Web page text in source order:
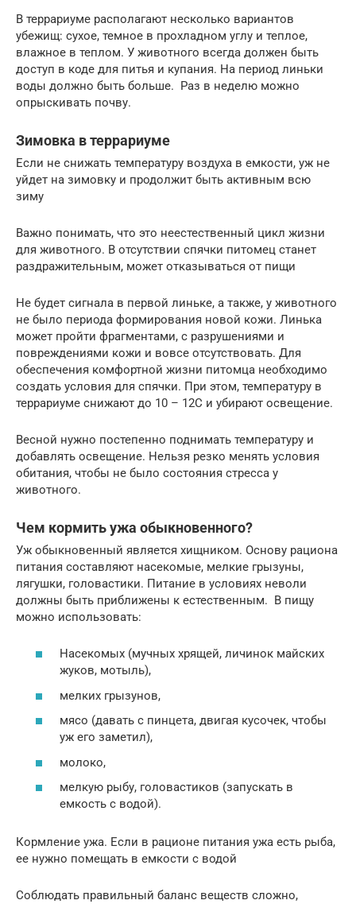
В террариуме располагают несколько вариантов
убежищ: сухое, темное в прохладном углу и теплое,
влажное в теплом. У животного всегда должен быть
доступ в коде для питья и купания. На период линьки
воды должно быть больше. Раз в неделю можно
опрыскивать почву.
Зимовка в террариуме
Если не снижать температуру воздуха в емкости, уж не
уйдет на зимовку и продолжит быть активным всю
зиму
Важно понимать, что это неестественный цикл жизни
для животного. В отсутствии спячки питомец станет
раздражительным, может отказываться от пищи
Не будет сигнала в первой линьке, а также, у животного
не было периода формирования новой кожи. Линька
может пройти фрагментами, с разрушениями и
повреждениями кожи и вовсе отсутствовать. Для
обеспечения комфортной жизни питомца необходимо
создать условия для спячки. При этом, температуру в
террариуме снижают до 10 – 12С и убирают освещение.
Весной нужно постепенно поднимать температуру и
добавлять освещение. Нельзя резко менять условия
обитания, чтобы не было состояния стресса у
животного.
Чем кормить ужа обыкновенного?
Уж обыкновенный является хищником. Основу рациона
питания составляют насекомые, мелкие грызуны,
лягушки, головастики. Питание в условиях неволи
должны быть приближены к естественным. В пищу
можно использовать:
Насекомых (мучных хрящей, личинок майских
жуков, мотыль),
мелких грызунов,
мясо (давать с пинцета, двигая кусочек, чтобы
уж его заметил),
молоко,
мелкую рыбу, головастиков (запускать в
емкость с водой).
Кормление ужа. Если в рационе питания ужа есть рыба,
ее нужно помещать в емкости с водой
Соблюдать правильный баланс веществ сложно,